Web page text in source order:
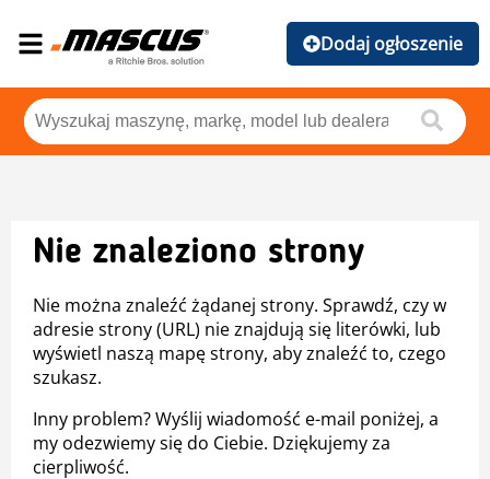
Dodaj ogłoszenie
Nie znaleziono strony
Nie można znaleźć żądanej strony. Sprawdź, czy w
adresie strony (URL) nie znajdują się literówki, lub
wyświetl naszą mapę strony, aby znaleźć to, czego
szukasz.
Inny problem? Wyślij wiadomość e-mail poniżej, a
my odezwiemy się do Ciebie. Dziękujemy za
cierpliwość.